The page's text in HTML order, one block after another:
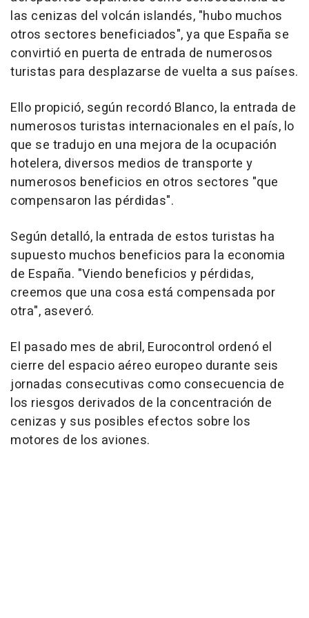
las cenizas del volcán islandés, "hubo muchos
otros sectores beneficiados", ya que España se
convirtió en puerta de entrada de numerosos
turistas para desplazarse de vuelta a sus países.
Ello propició, según recordó Blanco, la entrada de
numerosos turistas internacionales en el país, lo
que se tradujo en una mejora de la ocupación
hotelera, diversos medios de transporte y
numerosos beneficios en otros sectores "que
compensaron las pérdidas".
Según detalló, la entrada de estos turistas ha
supuesto muchos beneficios para la economia
de España. "Viendo beneficios y pérdidas,
creemos que una cosa está compensada por
otra", aseveró.
El pasado mes de abril, Eurocontrol ordenó el
cierre del espacio aéreo europeo durante seis
jornadas consecutivas como consecuencia de
los riesgos derivados de la concentración de
cenizas y sus posibles efectos sobre los
motores de los aviones.